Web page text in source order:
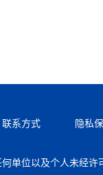
联系方式 隐私
单位以及个人未经许